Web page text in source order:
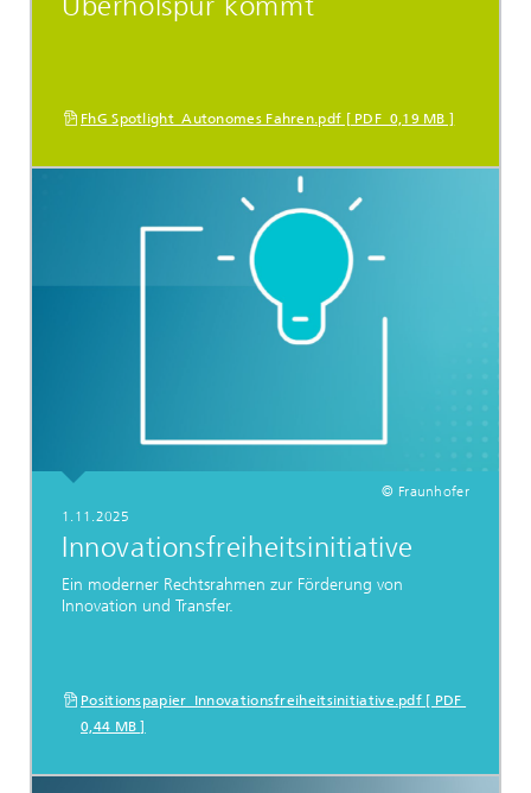
FhG Spotlight_Autonomes Fahren.pdf [ PDF 0,19 MB ]
© Fraunhofer
1.11.2025
Innovationsfreiheitsinitiative
Ein moderner Rechtsrahmen zur Förderung von
Innovation und Transfer.
Positionspapier_Innovationsfreiheitsinitiative.pdf [ PDF
0,44 MB ]